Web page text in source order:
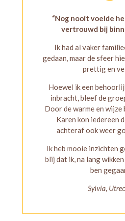
“Nog nooit voelde
vertrouwd bij
Ik had al vaker
gedaan, maar de sfeer
prettig en
Hoewel ik een
inbracht, bleef de
Door de warme en wijze
Karen kon iedereen
achteraf ook weer
Ik heb mooie inzichten
blij dat ik, na lang
ben
Sylvia,